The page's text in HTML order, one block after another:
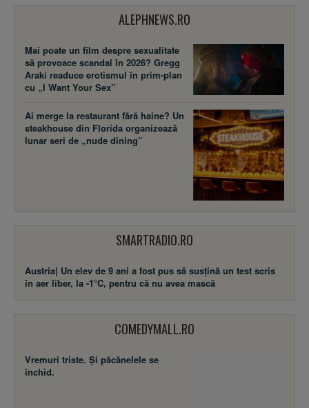
ALEPHNEWS.RO
Mai poate un film despre sexualitate
să provoace scandal în 2026? Gregg
Araki readuce erotismul în prim-plan
cu „I Want Your Sex”
Ai merge la restaurant fără haine? Un
steakhouse din Florida organizează
lunar seri de „nude dining”
SMARTRADIO.RO
Austria| Un elev de 9 ani a fost pus să susţină un test scris
în aer liber, la -1°C, pentru că nu avea mască
COMEDYMALL.RO
Vremuri triste. Şi păcănelele se
închid.